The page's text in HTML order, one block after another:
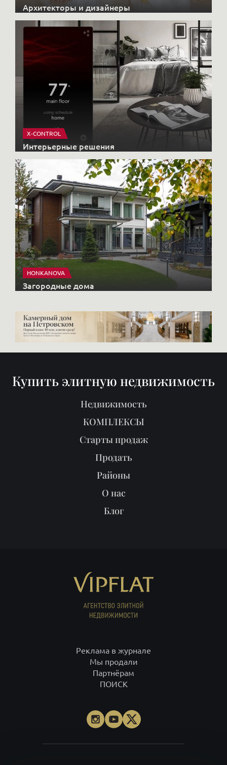
Архитекторы и дизайнеры
X-CONTROL
Интерьерные решения
HONKANOVA
Загородные дома
Купить элитную недвижимость
Недвижимость
КОМПЛЕКСЫ
Старты продаж
Продать
Районы
О нас
Блог
Реклама в журнале
Мы продали
Партнёрам
ПОИСК